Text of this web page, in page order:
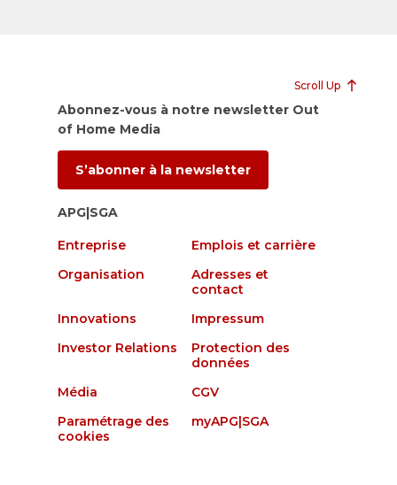
Scroll Up
Abonnez-vous à notre newsletter Out
of Home Media
S’abonner à la newsletter
APG|SGA
Entreprise
Emplois et carrière
Organisation
Adresses et
contact
Innovations
Impressum
Investor Relations
Protection des
données
Média
CGV
Paramétrage des
cookies
myAPG|SGA